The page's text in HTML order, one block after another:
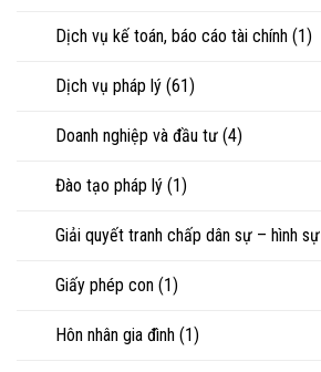
chấp
Dịch vụ kế toán, báo cáo tài chính (1)
Dịch vụ pháp lý (61)
Doanh nghiệp và đầu tư (4)
Đào tạo pháp lý (1)
Giải quyết tranh chấp dân sự – hình sự
Giấy phép con (1)
Hôn nhân gia đình (1)